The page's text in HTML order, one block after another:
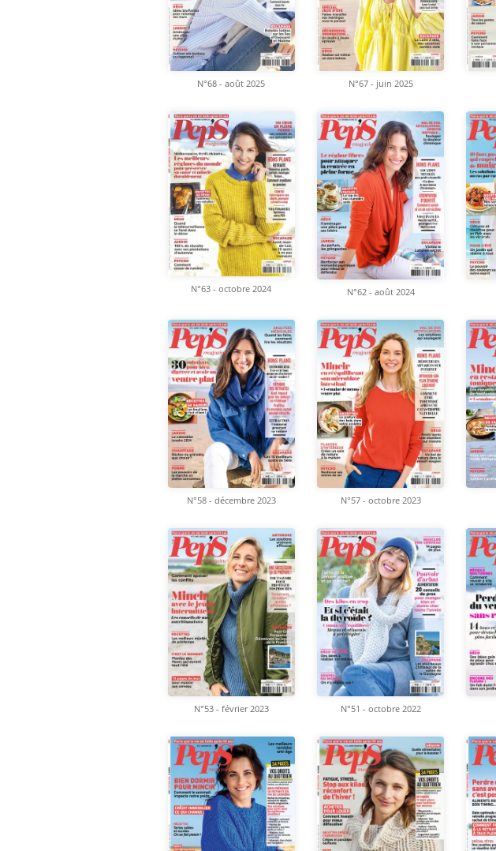
N°68 - août 2025 N°67 - juin 2025
N°63 - octobre 2024 N°62 - août 2024
N°58 - décembre 2023 N°57 - octobre 2023
N°53 - février 2023 N°51 - octobre 2022